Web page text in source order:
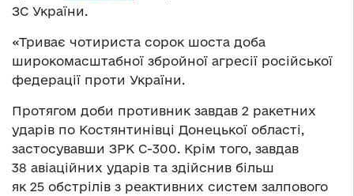
ЗС України.
«Триває чотириста сорок шоста доба
широкомасштабної збройної агресії російської
федерації проти України.
Протягом доби противник завдав 2 ракетних
ударів по Костянтинівці Донецької області,
застосувавши ЗРК С-300. Крім того, завдав
38 авіаційних ударів та здійснив більш
як 25 обстрілів з реактивних систем залпового